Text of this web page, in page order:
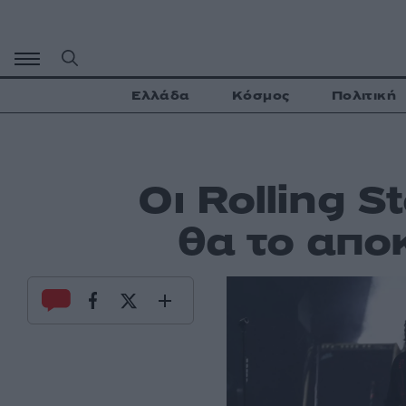
περιεχόμενο
Ελλάδα Κόσμος Πολιτική
Οι Rolling
θα το